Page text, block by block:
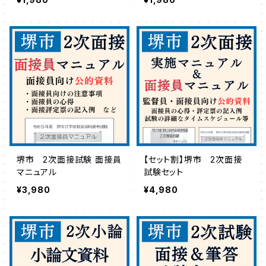
堺市 2次面接試験 面接員
マニュアル
¥3,980
【セット割】堺市 2次面接
試験セット
¥4,980